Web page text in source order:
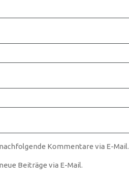
Kommentare via E-Mail.
Beiträge via E-Mail.